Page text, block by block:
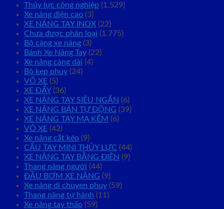
Thủy lực công nghiệp (1.529)
Xe nâng điện cao (3)
XE NÂNG TAY INOX (22)
Chưa được phân loại (1.775)
Bộ càng xe nâng (3)
Bánh Xe Nâng Tay (22)
Xe nâng càng dài (4)
Bộ kẹp phuy (24)
VÕ XE (5)
XE ĐẨY(36)
XE NÂNG TAY SIÊU NGẮN (6)
XE NÂNG BÁN TỰ ĐỘNG (39)
XE NÂNG TAY MẠ KẼM (6)
VỎ XE (42)
Xe nâng cắt kéo (9)
CẨU TAY MINI THỦY LỰC (44)
XE NÂNG TAY BẰNG ĐIỆN (9)
Thang nâng người (44)
ĐẦU BƠM XE NÂNG (9)
Xe nâng di chuyen phuy (59)
Thang nâng tự hành (11)
Xe nâng tay thấp (59)